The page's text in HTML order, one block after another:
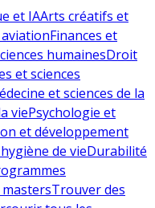
et IAArts créatifs et
Finances et
humainesDroit
et sciences
et sciences de la
viePsychologie et
et développement
de vieDurabilité
Trouver des